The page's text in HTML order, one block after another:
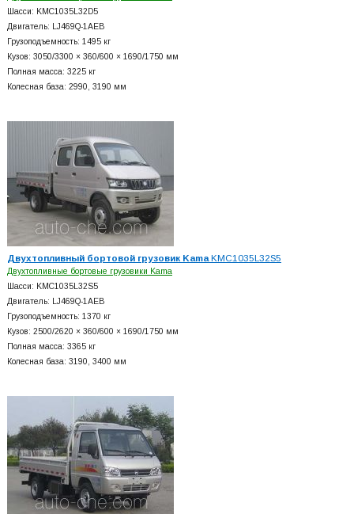
Шасси: KMC1035L32D5
Двигатель: LJ469Q-1AEB
Грузоподъемность: 1495 кг
Кузов: 3050/3300 × 360/600 × 1690/1750 мм
Полная масса: 3225 кг
Колесная база: 2990, 3190 мм
Двухтопливный бортовой грузовик KamaKMC1035L32S5
Двухтопливные бортовые грузовики Kama
Шасси: KMC1035L32S5
Двигатель: LJ469Q-1AEB
Грузоподъемность: 1370 кг
Кузов: 2500/2620 × 360/600 × 1690/1750 мм
Полная масса: 3365 кг
Колесная база: 3190, 3400 мм